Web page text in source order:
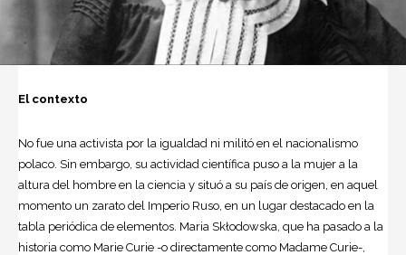
El contexto
No fue una activista por la igualdad ni militó en el nacionalismo
polaco. Sin embargo, su actividad científica puso a la mujer a la
altura del hombre en la ciencia y situó a su país de origen, en aquel
momento un zarato del Imperio Ruso, en un lugar destacado en la
tabla periódica de elementos. Maria Skłodowska , que ha pasado a la
historia como Marie Curie -o directamente como Madame Curie-,